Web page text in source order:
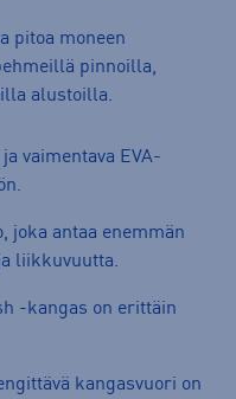
pitoa moneen
pinnoilla,
alustoilla.
ja vaimentava EVA-
joka antaa enemmän
liikkuvuutta.
-kangas on erittäin
kangasvuori on